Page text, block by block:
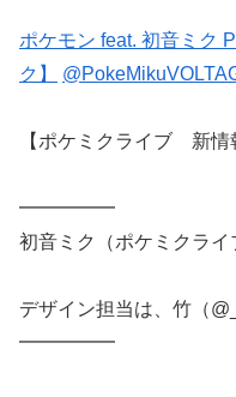
ポケモン feat. 初音ミク
ク】
【ポケミクライブ 新情
━━━━━
初音ミク（ポケミクライ
デザイン担当は、竹（
━━━━━